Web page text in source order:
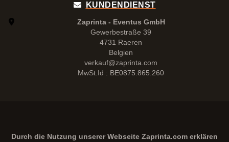
KUNDENDIENST
Zaprinta - Eventus GmbH
Gewerbestraße 39
4731 Raeren
Belgien
verkauf@zaprinta.com
MwSt.Id : BE0875.865.260
Durch die Nutzung unserer Webseite Zaprinta.com erklären